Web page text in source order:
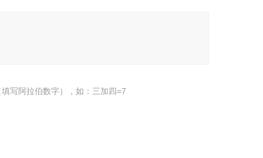
写阿拉伯数字），如：三加四=7